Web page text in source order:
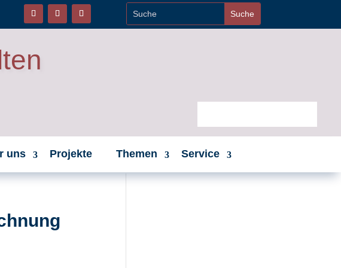
uns Projekte Themen Service